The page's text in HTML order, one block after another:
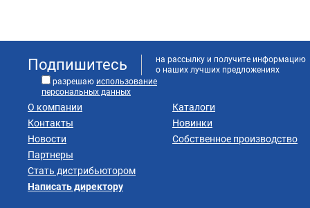
Подпишитесь
на рассылку и получите информацию
о наших лучших предложениях
разрешаю использование
персональных данных
О компании
Контакты
Новости
Партнеры
Стать дистрибьютором
Каталоги
Новинки
Собственное производство
Написать директору